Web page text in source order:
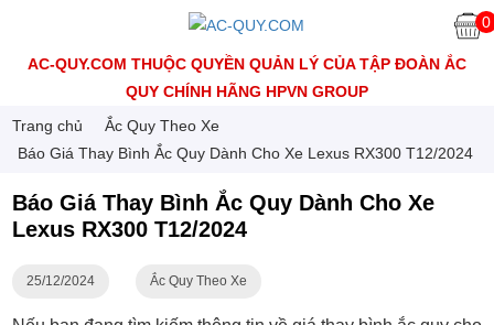
0
AC-QUY.COM THUỘC QUYỀN QUẢN LÝ CỦA TẬP ĐOÀN ẮC
QUY CHÍNH HÃNG HPVN GROUP
Trang chủ
Ắc Quy Theo Xe
Báo Giá Thay Bình Ắc Quy Dành Cho Xe Lexus RX300 T12/2024
Báo Giá Thay Bình Ắc Quy Dành Cho Xe
Lexus RX300 T12/2024
25/12/2024 Ắc Quy Theo Xe